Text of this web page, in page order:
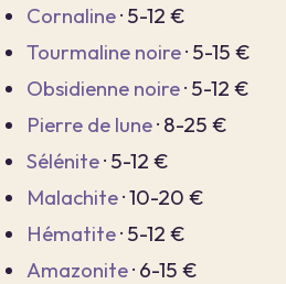
Cornaline· 5-12 €
Tourmaline noire· 5-15 €
Obsidienne noire· 5-12 €
Pierre de lune· 8-25 €
Sélénite· 5-12 €
Malachite· 10-20 €
Hématite· 5-12 €
Amazonite· 6-15 €